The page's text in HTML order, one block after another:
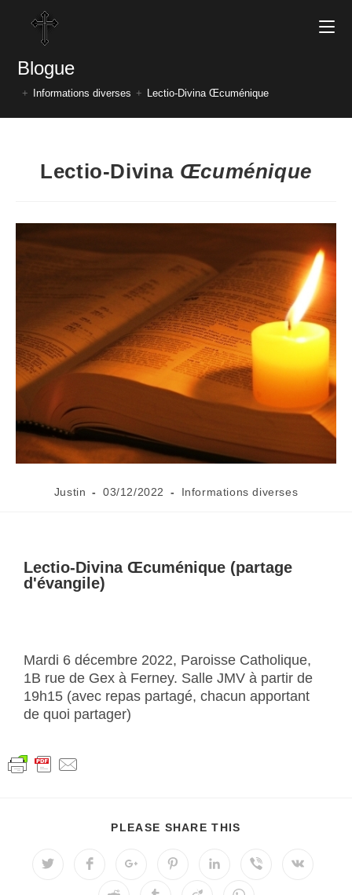
Blogue
+ Informations diverses + Lectio-Divina Œcuménique
Lectio-Divina Œcuménique
Justin 03/12/2022 Informations diverses
Lectio-Divina Œcuménique (partage
d'évangile)
Mardi 6 décembre 2022, Paroisse Catholique,
1B rue de Gex à Ferney. Salle JMV à partir de
19h15 (avec repas partagé, chacun apportant
de quoi partager)
PLEASE SHARE THIS